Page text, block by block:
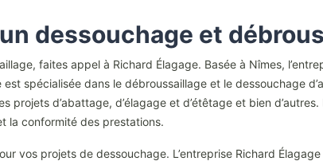
dessouchage et
faites appel à Richard Élagage. Basée à Nîmes,
spécialisée dans le débroussaillage et le dessouchage
projets d’abattage, d’élagage et d’étêtage et bien
la conformité des prestations.
vos projets de dessouchage. L’entreprise Richard